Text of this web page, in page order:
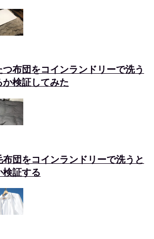
つ布団をコインランドリーで洗う
か検証してみた
布団をコインランドリーで洗うと
検証する